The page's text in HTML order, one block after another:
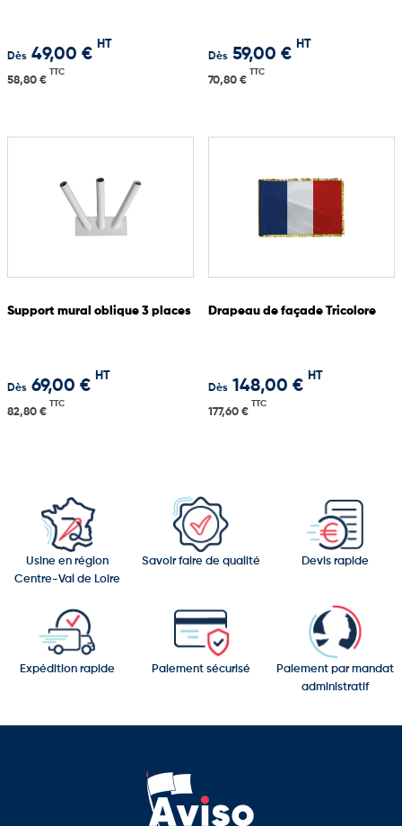
Dès 49,00 €
HT
58,80 €
TTC
Dès 59,00 €
HT
70,80 €
TTC
Support mural oblique 3 places
Dès 69,00 €
HT
82,80 €
TTC
Drapeau de façade Tricolore
Dès 148,00 €
HT
177,60 €
TTC
Usine en région
Centre-Val de Loire
Savoir faire de qualité Devis rapide
Expédition rapide Paiement sécurisé
Paiement par mandat
administratif